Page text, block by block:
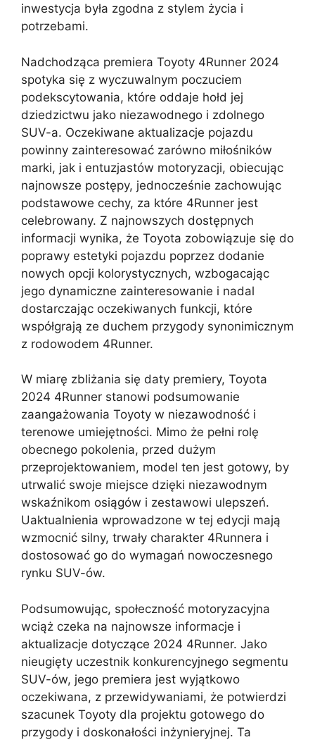
inwestycja była zgodna z stylem życia i
potrzebami.
Nadchodząca premiera Toyoty 4Runner 2024
spotyka się z wyczuwalnym poczuciem
podekscytowania, które oddaje hołd jej
dziedzictwu jako niezawodnego i zdolnego
SUV-a. Oczekiwane aktualizacje pojazdu
powinny zainteresować zarówno miłośników
marki, jak i entuzjastów motoryzacji, obiecując
najnowsze postępy, jednocześnie zachowując
podstawowe cechy, za które 4Runner jest
celebrowany. Z najnowszych dostępnych
informacji wynika, że Toyota zobowiązuje się do
poprawy estetyki pojazdu poprzez dodanie
nowych opcji kolorystycznych, wzbogacając
jego dynamiczne zainteresowanie i nadal
dostarczając oczekiwanych funkcji, które
współgrają ze duchem przygody synonimicznym
z rodowodem 4Runner.
W miarę zbliżania się daty premiery, Toyota
2024 4Runner stanowi podsumowanie
zaangażowania Toyoty w niezawodność i
terenowe umiejętności. Mimo że pełni rolę
obecnego pokolenia, przed dużym
przeprojektowaniem, model ten jest gotowy, by
utrwalić swoje miejsce dzięki niezawodnym
wskaźnikom osiągów i zestawowi ulepszeń.
Uaktualnienia wprowadzone w tej edycji mają
wzmocnić silny, trwały charakter 4Runnera i
dostosować go do wymagań nowoczesnego
rynku SUV-ów.
Podsumowując, społeczność motoryzacyjna
wciąż czeka na najnowsze informacje i
aktualizacje dotyczące 2024 4Runner. Jako
nieugięty uczestnik konkurencyjnego segmentu
SUV-ów, jego premiera jest wyjątkowo
oczekiwana, z przewidywaniami, że potwierdzi
szacunek Toyoty dla projektu gotowego do
przygody i doskonałości inżynieryjnej. Ta